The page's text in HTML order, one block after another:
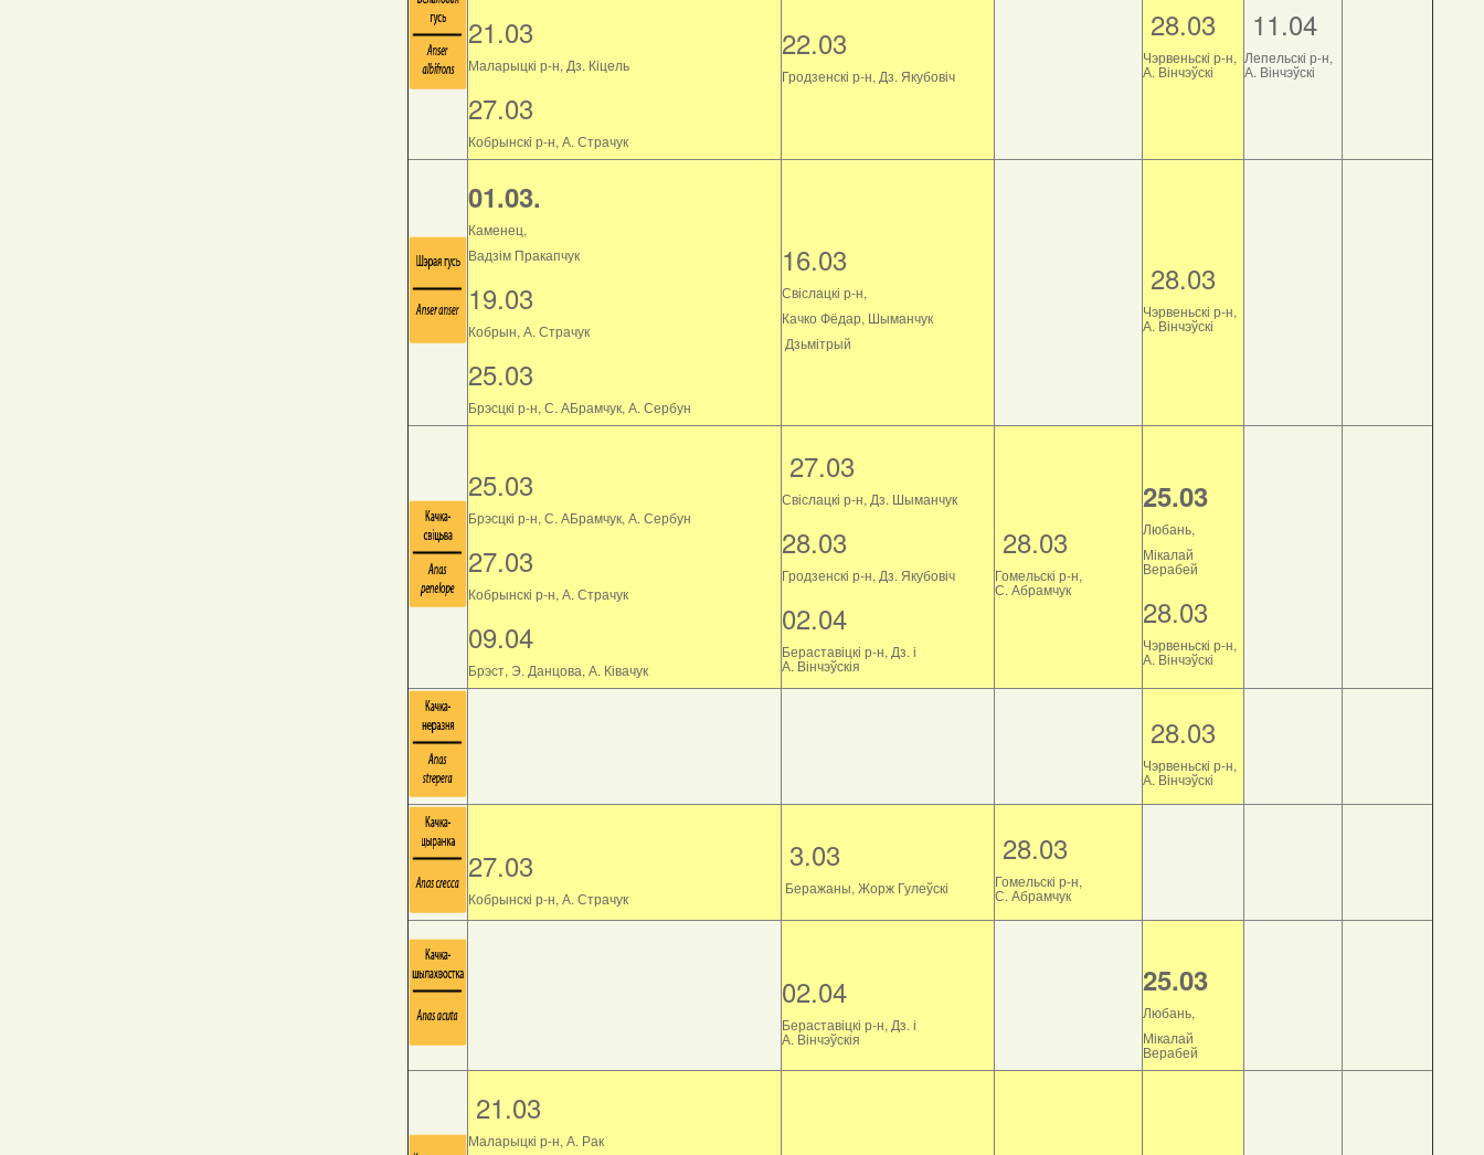
21.03
Маларыцкі р-н, Дз. Кіцель
27.03
Кобрынскі р-н, А. Страчук
22.03
Гродзенскі р-н, Дз. Якубовіч
28.03
Чэрвеньскі р-н,
А. Вінчэўскі
11.04
Лепельскі р-н,
А. Вінчэўскі
01.03.
Каменец,
Вадзім Пракапчук
19.03
Кобрын, А. Страчук
25.03
Брэсцкі р-н, С. АБрамчук, А. Сербун
16.03
Свіслацкі р-н,
Качко Фёдар, Шыманчук
Дзьмітрый
28.03
Чэрвеньскі р-н,
А. Вінчэўскі
25.03
Брэсцкі р-н, С. АБрамчук, А. Сербун
27.03
Кобрынскі р-н, А. Страчук
09.04
Брэст, Э. Данцова, А. Ківачук
27.03
Свіслацкі р-н, Дз. Шыманчук
28.03
Гродзенскі р-н, Дз. Якубовіч
02.04
Бераставіцкі р-н, Дз. і
А. Вінчэўскія
28.03
Гомельскі р-н,
С. Абрамчук
25.03
Любань,
Мікалай
Верабей
28.03
Чэрвеньскі р-н,
А. Вінчэўскі
28.03
Чэрвеньскі р-н,
А. Вінчэўскі
27.03
Кобрынскі р-н, А. Страчук
3.03
Беражаны, Жорж Гулеўскі
28.03
Гомельскі р-н,
С. Абрамчук
02.04
Бераставіцкі р-н, Дз. і
А. Вінчэўскія
25.03
Любань,
Мікалай
Верабей
21.03
Маларыцкі р-н, А. Рак